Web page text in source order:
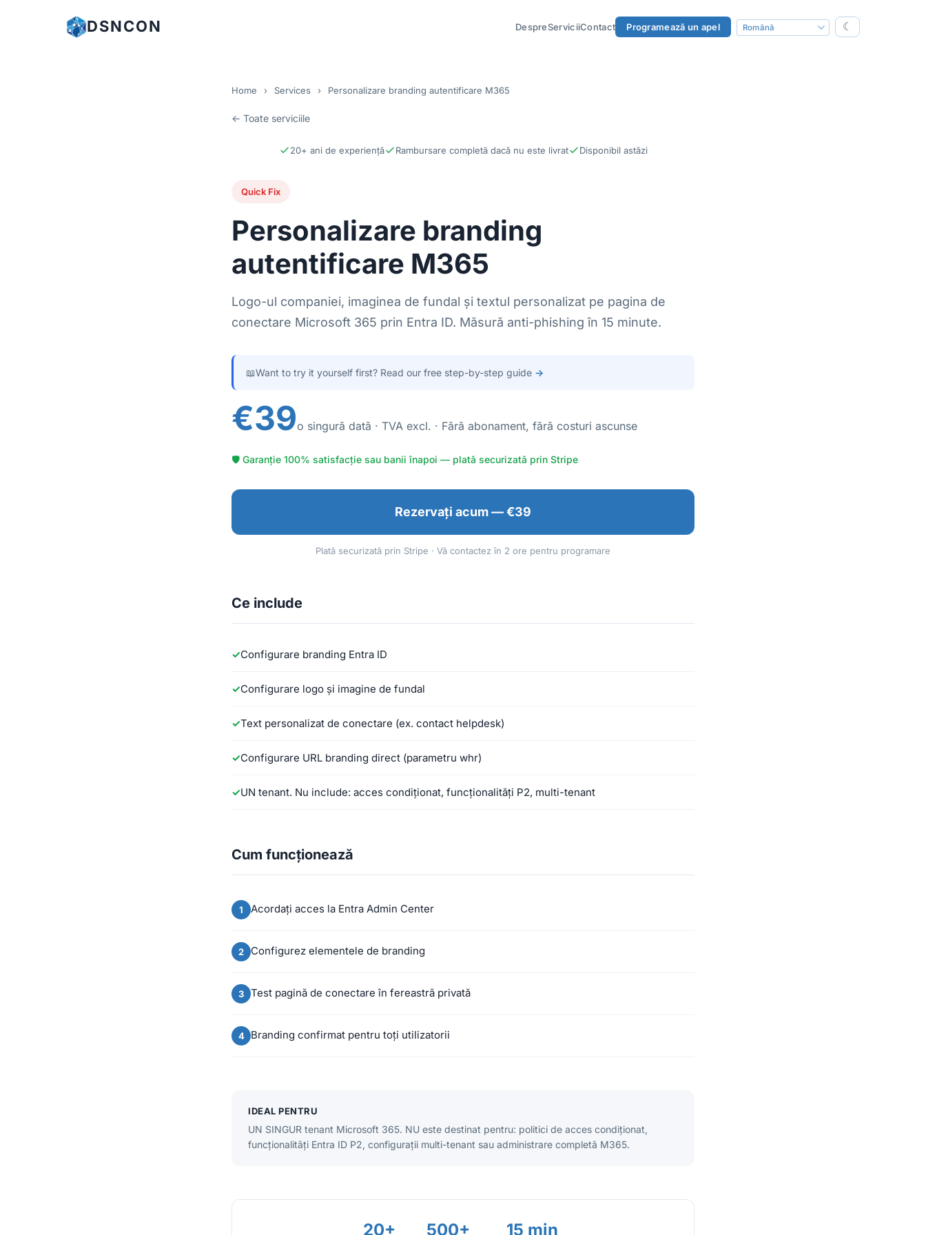
DSNCON DespreServiciiContact Programează un apel ☾
Home › Services › Personalizare branding autentificare M365
← Toate serviciile
20+ ani de experiență Rambursare completă dacă nu este livrat Disponibil astăzi
Quick Fix
Personalizare branding
autentificare M365
Logo-ul companiei, imaginea de fundal și textul personalizat pe pagina de
conectare Microsoft 365 prin Entra ID. Măsură anti-phishing în 15 minute.
📖Want to try it yourself first? Read our free step-by-step guide →
€39o singură dată · TVA excl. · Fără abonament, fără costuri ascunse
🛡 Garanție 100% satisfacție sau banii înapoi — plată securizată prin Stripe
Rezervați acum — €39
Plată securizată prin Stripe · Vă contactez în 2 ore pentru programare
Ce include
Configurare branding Entra ID
Configurare logo și imagine de fundal
Text personalizat de conectare (ex. contact helpdesk)
Configurare URL branding direct (parametru whr)
UN tenant. Nu include: acces condiționat, funcționalități P2, multi-tenant
Cum funcționează
Acordați acces la Entra Admin Center
Configurez elementele de branding
Test pagină de conectare în fereastră privată
Branding confirmat pentru toți utilizatorii
IDEAL PENTRU
UN SINGUR tenant Microsoft 365. NU este destinat pentru: politici de acces condiționat,
funcționalități Entra ID P2, configurații multi-tenant sau administrare completă M365.
20+ 500+ 15 min